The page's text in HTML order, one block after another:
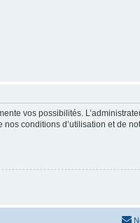
vos possibilités.
conditions d’utilisation et de